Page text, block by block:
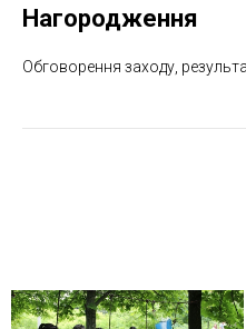
Нагородження
Обговорення заходу,